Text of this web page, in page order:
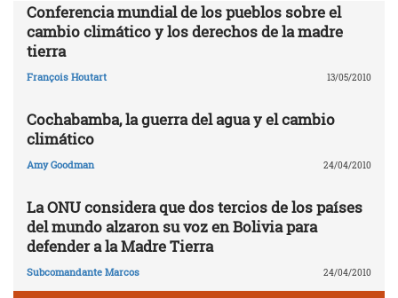
Conferencia mundial de los pueblos sobre el
cambio climático y los derechos de la madre
tierra
François Houtart 13/05/2010
Cochabamba, la guerra del agua y el cambio
climático
Amy Goodman 24/04/2010
La ONU considera que dos tercios de los países
del mundo alzaron su voz en Bolivia para
defender a la Madre Tierra
Subcomandante Marcos 24/04/2010